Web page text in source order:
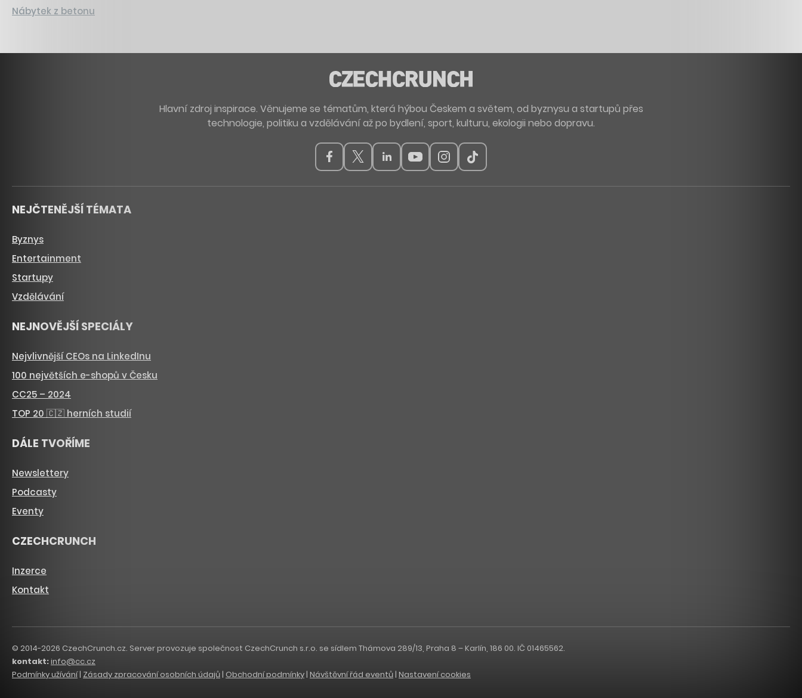
Nábytek z betonu
Hlavní zdroj inspirace. Věnujeme se tématům, která hýbou Českem a světem, od byznysu a startupů přes
technologie, politiku a vzdělávání až po bydlení, sport, kulturu, ekologii nebo dopravu.
NEJČTENĚJŠÍ TÉMATA
Byznys
Entertainment
Startupy
Vzdělávání
NEJNOVĚJŠÍ SPECIÁLY
Nejvlivnější CEOs na LinkedInu
100 největších e-shopů v Česku
CC25 – 2024
TOP 20 🇨🇿 herních studií
DÁLE TVOŘÍME
Newslettery
Podcasty
Eventy
CZECHCRUNCH
Inzerce
Kontakt
© 2014-2026 CzechCrunch.cz. Server provozuje společnost CzechCrunch s.r.o. se sídlem Thámova 289/13, Praha 8 – Karlín, 186 00. IČ 01465562.
kontakt:info@cc.cz
Podmínky užívání| Zásady zpracování osobních údajů | Obchodní podmínky | Návštěvní řád eventů | Nastavení cookies